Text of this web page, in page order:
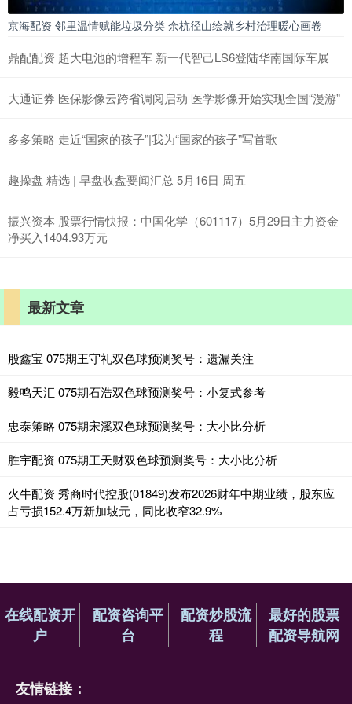
京海配资 邻里温情赋能垃圾分类 余杭径山绘就乡村治理暖心画卷
鼎配配资 超大电池的增程车 新一代智己LS6登陆华南国际车展
大通证券 医保影像云跨省调阅启动 医学影像开始实现全国“漫游”
多多策略 走近“国家的孩子”|我为“国家的孩子”写首歌
趣操盘 精选 | 早盘收盘要闻汇总 5月16日 周五
振兴资本 股票行情快报：中国化学（601117）5月29日主力资金
净买入1404.93万元
最新文章
股鑫宝 075期王守礼双色球预测奖号：遗漏关注
毅鸣天汇 075期石浩双色球预测奖号：小复式参考
忠泰策略 075期宋溪双色球预测奖号：大小比分析
胜宇配资 075期王天财双色球预测奖号：大小比分析
火牛配资 秀商时代控股(01849)发布2026财年中期业绩，股东应
占亏损152.4万新加坡元，同比收窄32.9%
在线配资开
户
配资咨询平
台
配资炒股流
程
最好的股票
配资导航网
友情链接：